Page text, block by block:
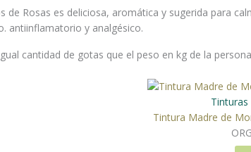
de Rosas es deliciosa, aromática y sugerida para
antiinflamatorio y analgésico.
cantidad de gotas que el peso en kg de la
Tintura Madre de